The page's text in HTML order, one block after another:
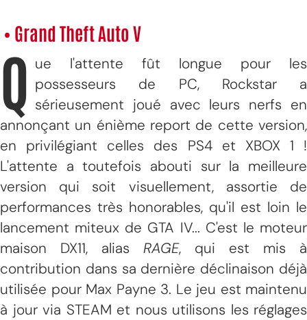
• Grand Theft Auto V
Q ue l'attente fût longue pour les
possesseurs de PC, Rockstar a
sérieusement joué avec leurs nerfs en
annonçant un énième report de cette version,
en privilégiant celles des PS4 et XBOX 1 !
L'attente a toutefois abouti sur la meilleure
version qui soit visuellement, assortie de
performances très honorables, qu'il est loin le
lancement miteux de GTA IV... C'est le moteur
maison DX11, alias RAGE, qui est mis à
contribution dans sa dernière déclinaison déjà
utilisée pour Max Payne 3. Le jeu est maintenu
à jour via STEAM et nous utilisons les réglages